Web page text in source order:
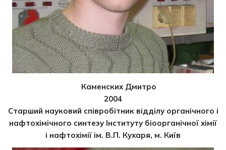
Каменских Дмитро
2004
Старший науковий співробітник відділу органічного і
нафтохімічного синтезу Інституту біоорганічної хімії
і нафтохімії ім. В.П. Кухаря, м. Київ